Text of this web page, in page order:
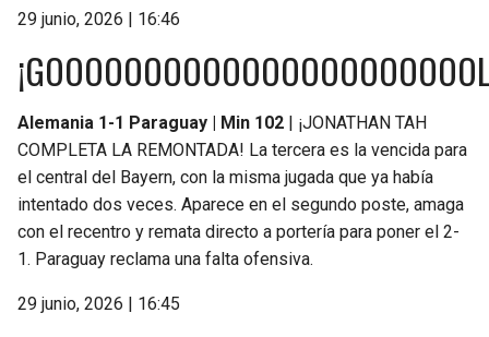
29 junio, 2026 | 16:46
Alemania 1-1 Paraguay | Min 102
| ¡JONATHAN TAH
COMPLETA LA REMONTADA! La tercera es la vencida para
el central del Bayern, con la misma jugada que ya había
intentado dos veces. Aparece en el segundo poste, amaga
con el recentro y remata directo a portería para poner el 2-
1. Paraguay reclama una falta ofensiva.
29 junio, 2026 | 16:45